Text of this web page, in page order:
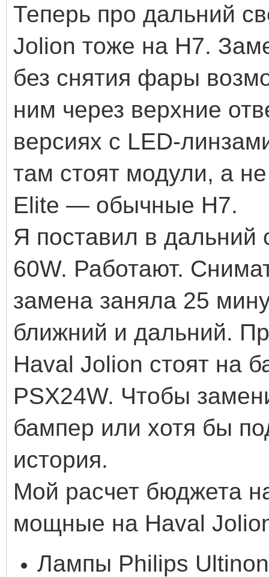
Теперь про дальний
Jolion тоже на H7.
без снятия фары
ним через верхние
версиях с LED-
там стоят модули, а
Elite — обычные H7.
Я поставил в
60W. Работают.
замена заняла 25
ближний и дальний.
Haval Jolion стоят на
PSX24W. Чтобы
бампер или хотя бы
история.
Мой расчет бюджета
мощные на Haval
Лампы Philips